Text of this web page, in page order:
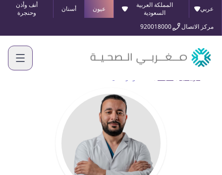
عربي
المملكة العربية
السعودية
عيون أسنان
أنف وأذن
وحنجرة
مركز الاتصال
920018000